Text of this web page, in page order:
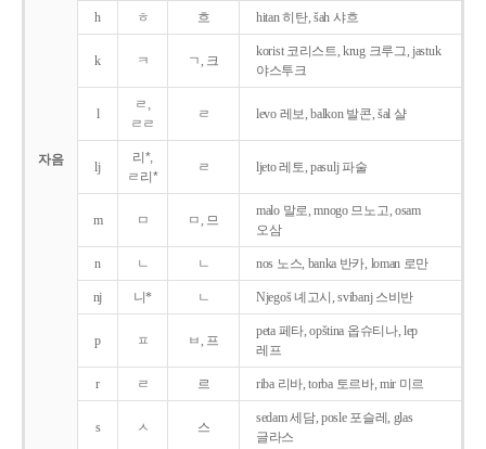
자음
h ㅎ 흐 hitan 히탄, šah 샤흐
k ㅋ ㄱ, 크
korist 코리스트, krug 크루그, jastuk
야스투크
l
ㄹ,
ㄹㄹ
ㄹ levo 레보, balkon 발콘, šal 샬
lj
리*,
ㄹ리*
ㄹ ljeto 레토, pasulj 파술
m ㅁ ㅁ, 므
malo 말로, mnogo 므노고, osam
오삼
n ㄴ ㄴ nos 노스, banka 반카, loman 로만
nj 니* ㄴ Njegoš 녜고시, svibanj 스비반
p ㅍ ㅂ, 프
peta 페타, opština 옵슈티나, lep
레프
r ㄹ 르 riba 리바, torba 토르바, mir 미르
s ㅅ 스
sedam 세담, posle 포슬레, glas
글라스